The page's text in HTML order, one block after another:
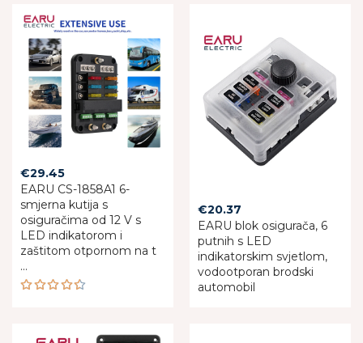
€29.45
EARU CS-1858A1 6-
smjerna kutija s
osiguračima od 12 V s
LED indikatorom i
zaštitom otpornom na t
...
€20.37
EARU blok osigurača, 6
putnih s LED
indikatorskim svjetlom,
vodootporan brodski
automobil